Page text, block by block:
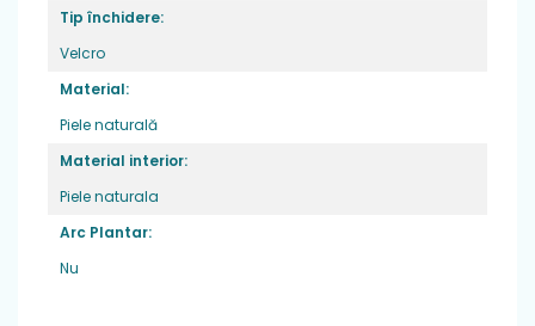
Tip închidere:
Velcro
Material:
Piele naturală
Material interior:
Piele naturala
Arc Plantar:
Nu